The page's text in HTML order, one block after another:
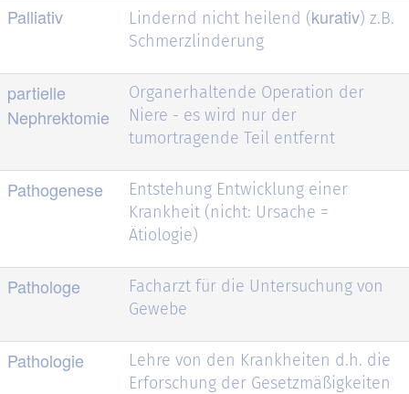
Palliativ Lindernd nicht heilend (kurativ) z.B.
Schmerzlinderung
partielle
Nephrektomie
Organerhaltende Operation der
Niere - es wird nur der
tumortragende Teil entfernt
Pathogenese
Entstehung Entwicklung einer
Krankheit (nicht: Ursache =
Ätiologie)
Pathologe
Facharzt für die Untersuchung von
Gewebe
Pathologie
Lehre von den Krankheiten d.h. die
Erforschung der Gesetzmäßigkeiten